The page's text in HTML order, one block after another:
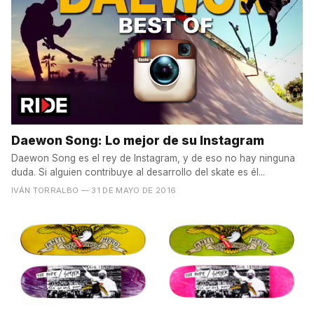
Daewon Song: Lo mejor de su Instagram
Daewon Song es el rey de Instagram, y de eso no hay ninguna
duda. Si alguien contribuye al desarrollo del skate es él...
IVÁN TORRALBO — 31 DE MAYO DE 2016